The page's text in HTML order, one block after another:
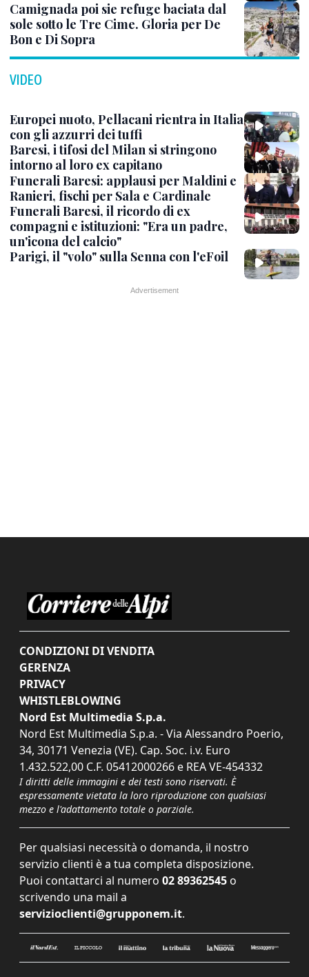
Camignada poi sie refuge baciata dal
sole sotto le Tre Cime. Gloria per De
Bon e Di Sopra
VIDEO
Europei nuoto, Pellacani rientra in Italia
con gli azzurri dei tuffi
Baresi, i tifosi del Milan si stringono
intorno al loro ex capitano
Funerali Baresi: applausi per Maldini e
Ranieri, fischi per Sala e Cardinale
Funerali Baresi, il ricordo di ex
compagni e istituzioni: "Era un padre,
un'icona del calcio"
Parigi, il "volo" sulla Senna con l'eFoil
CONDIZIONI DI VENDITA
GERENZA
PRIVACY
WHISTLEBLOWING
Nord Est Multimedia S.p.a.
Nord Est Multimedia S.p.a. - Via Alessandro Poerio,
34, 30171 Venezia (VE). Cap. Soc. i.v. Euro
1.432.522,00 C.F. 05412000266 e REA VE-454332
I diritti delle immagini e dei testi sono riservati. È
espressamente vietata la loro riproduzione con qualsiasi
mezzo e l'adattamento totale o parziale.
Per qualsiasi necessità o domanda, il nostro
servizio clienti è a tua completa disposizione.
Puoi contattarci al numero 02 89362545 o
scrivendo una mail a
servizioclienti@grupponem.it.